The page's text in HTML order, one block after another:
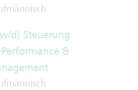
d) Steuerung
&